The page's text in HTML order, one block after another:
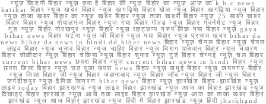
न्यूज़ किडनी बिहार न्यूज़ क्या है बिहार की न्यूज़ बिहार का न्यूज़ आज का k b c news
katihar बिहार न्यूज़ खबर बिहार न्यूज़ खगड़िया बिहार खेल न्यूज़ बिहार खगड़िया न्यूज़ बिहार
न्यूज़ ताजा खबर बिहार का न्यूज़ खबर बिहार न्यूज़ ताजा खबरी बिहार न्यूज़ 25 खबर खबर
बिहार बिहार न्यूज़ गोपालगंज बिहार न्यूज़ गया बिहार गोल्ड न्यूज़ बिहार गवर्नमेंट न्यूज़ बिहार
गुड न्यूज़ बिहार गोरखपुर न्यूज़ बिहार न्यूज़ व्हाट्सप्प ग्रुप लिंक गया बिहार न्यूज़ gaya
bihar news बिहार घटना न्यूज़ जी बिहार न्यूज़ गया बिहार न्यूज़ प्रभात खबर bihar da
news bihar da news in hindi dd bihar news बिहार न्यूज़ चैनल बिहार न्यूज़ चैनल
लाइव बिहार न्यूज़ चुनाव बिहार न्यूज़ चाहिए बिहार न्यूज़ चिराग पासवान बिहार न्यूज़ चंपारण
बिहार चौकीदार न्यूज़ बिहार चकिया न्यूज़ बिहार चुनाव न्यूज़ टुडे बिहार चेन्नई न्यूज़ चल बिहार
current bihar news छपरा बिहार न्यूज़ current bihar news in hindi बिहार न्यूज़
छपरा जिला बिहार न्यूज़ छठ पूजा छपरा news बिहार न्यूज़ जमुई बिहार न्यूज़ जयनगर बिहार
न्यूज़ जिला बिहार जी न्यूज़ बिहार जहानाबाद न्यूज़ बिहार जॉब न्यूज़ बिहार ज़ी न्यूज़ बिहार
जगदीशपुर न्यूज़ दैनिक जागरण bihar news बिहार न्यूज़ झारखंड बिहार-झारखंड न्यूज़
लाइव today बिहार झारखण्ड न्यूज़ लाइव बिहार झारखंड न्यूज़ आज का बिहार झारखंड न्यूज़
दिखाइए बिहार झारखंड न्यूज़ आज तक लाइव बिहार झारखंड न्यूज़ आज का ताजा खबर बिहार
झारखंड न्यूज़ आज बिहार झारखंड न्यूज़ हिंदी में बिहार झारखंड न्यूज़ हिंदी jharkhand